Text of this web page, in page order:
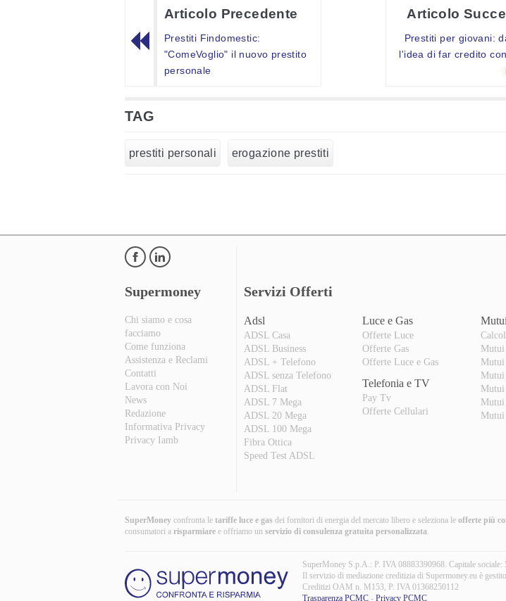
Articolo Precedente
Prestiti Findomestic:
"ComeVoglio" il nuovo prestito
personale
Articolo
Prestiti per giovani:
l'idea di far credito
TAG
prestiti personali erogazione prestiti
Supermoney
Chi siamo e cosa
facciamo
Come funziona
Assistenza e Reclami
Contatti
Lavora con Noi
News
Redazione
Informativa Privacy
Privacy Iamb
Servizi Offerti
Adsl
ADSL Casa
ADSL Business
ADSL + Telefono
ADSL senza Telefono
ADSL Flat
ADSL 7 Mega
ADSL 20 Mega
ADSL 100 Mega
Fibra Ottica
Speed Test ADSL
Luce e Gas
Offerte Luce
Offerte Gas
Offerte Luce e Gas
Telefonia e TV
Pay Tv
Offerte Cellulari
Mutui
Mutui
SuperMoney confronta le tariffe luce e gas dei fornitori di energia del mercato libero e seleziona le offerte più
consumatori a risparmiare e offriamo un servizio di consulenza gratuita personalizzata.
SuperMoney S.p.A.: P. IVA 08883390968. Capitale
Il servizio di mediazione creditizia di Supermoney.eu è
Creditizi OAM n. M153, P. IVA 01368250112
Trasparenza PCMC - Privacy PCMC